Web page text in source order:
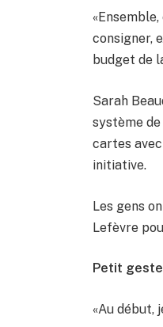
consigner,
budget de
Sarah
système
cartes
initiative.
Les gens
Lefèvre
Petit
«Au début,